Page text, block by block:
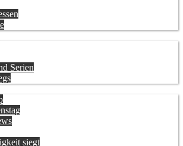
Serien
siegt